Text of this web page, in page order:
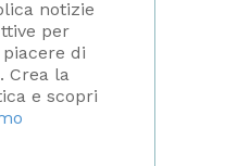
notizie
per
di
Crea la
e scopri